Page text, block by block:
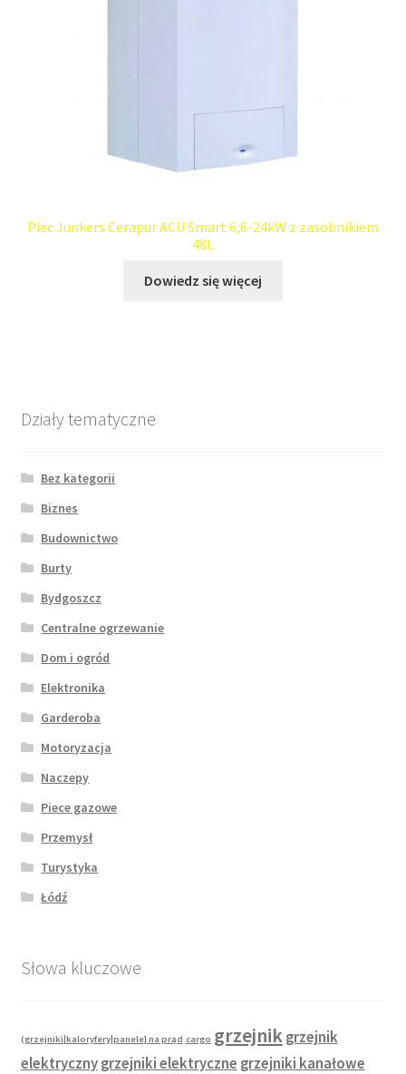
Piec Junkers Cerapur ACU Smart 6,6-24kW z zasobnikiem
48L
Dowiedz się więcej
Działy tematyczne
Bez kategorii
Biznes
Budownictwo
Burty
Bydgoszcz
Centralne ogrzewanie
Dom i ogród
Elektronika
Garderoba
Motoryzacja
Naczepy
Piece gazowe
Przemysł
Turystyka
Łódź
Słowa kluczowe
(grzejniki|kaloryfery|panele} na prąd cargo grzejnik grzejnik
elektryczny grzejniki elektryczne grzejniki kanałowe